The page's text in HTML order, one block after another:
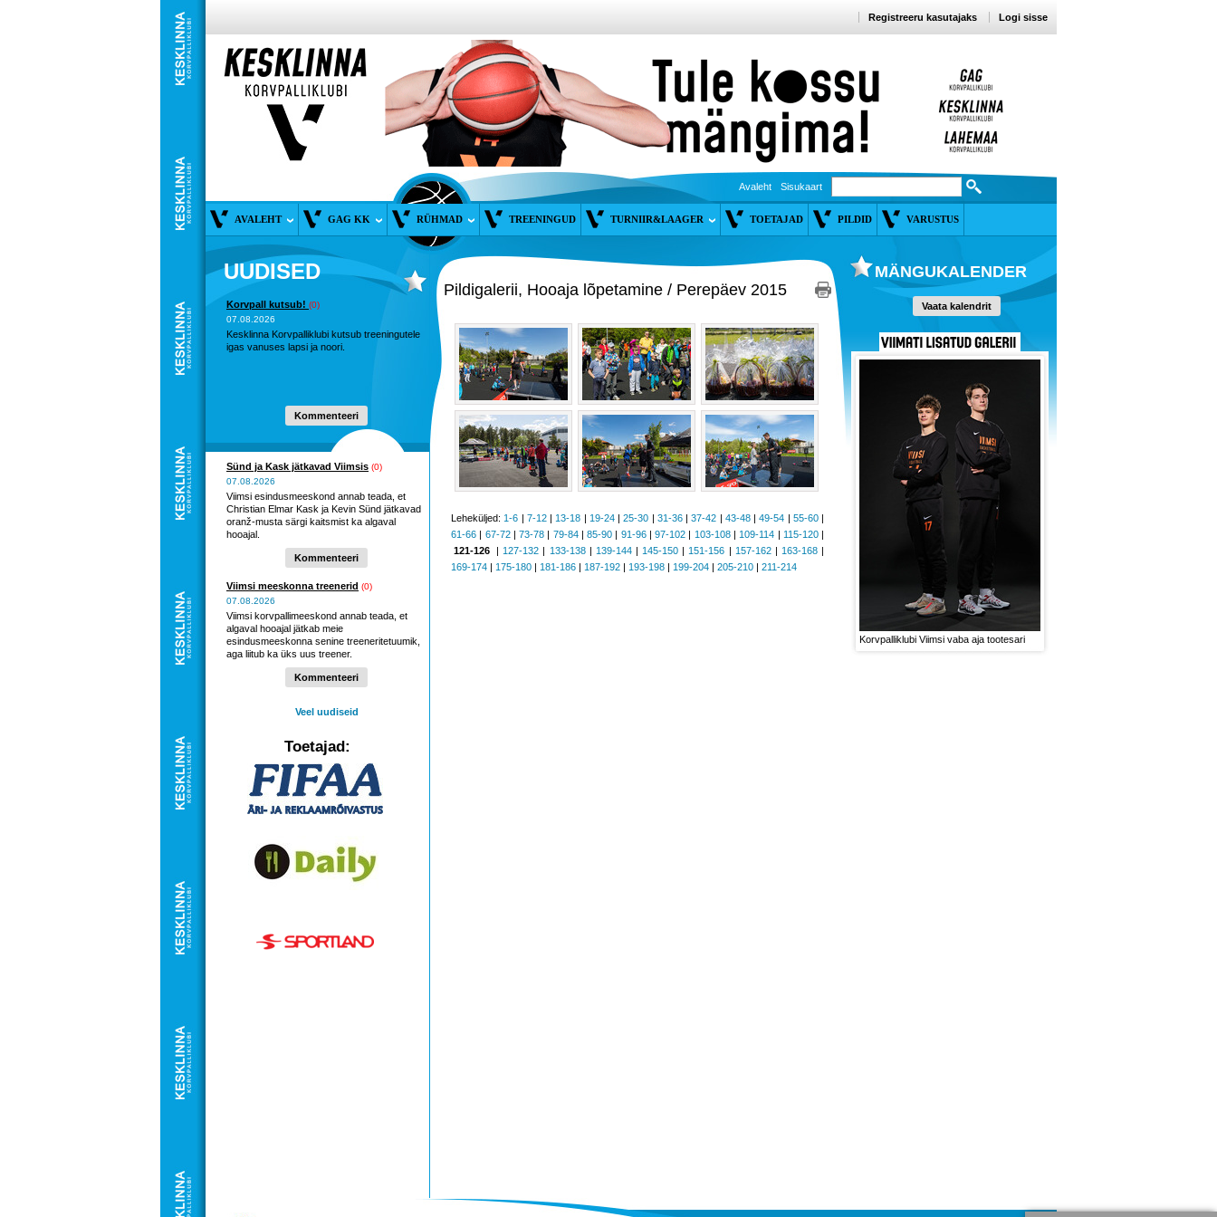
Registreeru kasutajaks Logi sisse
Avaleht Sisukaart
AVALEHT GAG KK RÜHMAD TREENINGUD TURNIIR&LAAGER TOETAJAD PILDID VARUSTUS
UUDISED
Korvpall kutsub! (0)
07.08.2026
Kesklinna Korvpalliklubi kutsub treeningutele
igas vanuses lapsi ja noori.
Kommenteeri
Sünd ja Kask jätkavad Viimsis (0)
07.08.2026
Viimsi esindusmeeskond annab teada, et
Christian Elmar Kask ja Kevin Sünd jätkavad
oranž-musta särgi kaitsmist ka algaval
hooajal.
Kommenteeri
Viimsi meeskonna treenerid (0)
07.08.2026
Viimsi korvpallimeeskond annab teada, et
algaval hooajal jätkab meie
esindusmeeskonna senine treeneritetuumik,
aga liitub ka üks uus treener.
Kommenteeri
Veel uudiseid
Toetajad:
Pildigalerii, Hooaja lõpetamine / Perepäev 2015
Leheküljed: 1-6 | 7-12| 13-18 | 19-24|25-30 | 31-36|37-42 | 43-48|49-54 | 55-60|
61-66 | 67-72|73-78 | 79-84|85-90 | 91-96|97-102 | 103-108| 109-114 | 115-120|
121-126
| 127-132 | 133-138| 139-144| 145-150 | 151-156 | 157-162| 163-168|
169-174 | 175-180 | 181-186 | 187-192 | 193-198 | 199-204 | 205-210 | 211-214
MÄNGUKALENDER
Vaata kalendrit
Korvpalliklubi Viimsi vaba aja tootesari